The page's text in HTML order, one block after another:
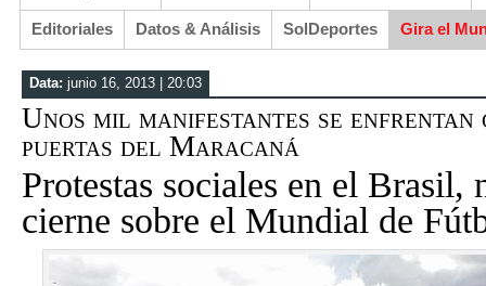
Editoriales Datos & Análisis SolDeportes Gira el
Data: junio 16, 2013 | 20:03
Unos mil manifestantes se
puertas del Maracaná
Protestas sociales en el Brasil,
cierne sobre el Mundial de